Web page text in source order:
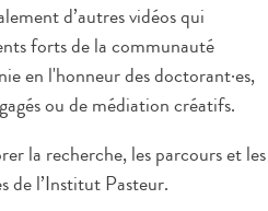
d’autres vidéos qui
forts de la communauté
en l'honneur des doctorant·es,
ou de médiation créatifs.
la recherche, les parcours et les
de l’Institut Pasteur.